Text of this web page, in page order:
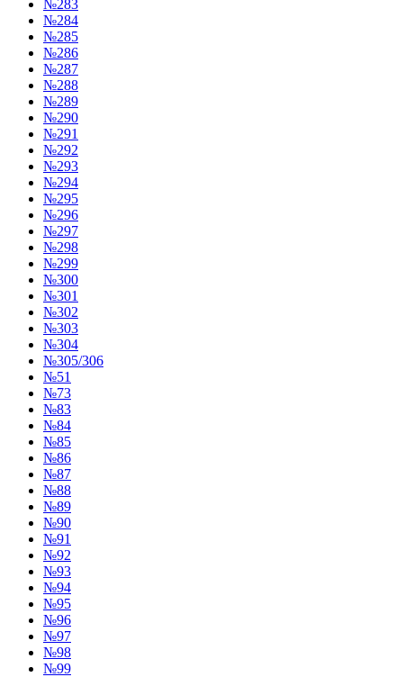
№283
№284
№285
№286
№287
№288
№289
№290
№291
№292
№293
№294
№295
№296
№297
№298
№299
№300
№301
№302
№303
№304
№305/306
№51
№73
№83
№84
№85
№86
№87
№88
№89
№90
№91
№92
№93
№94
№95
№96
№97
№98
№99